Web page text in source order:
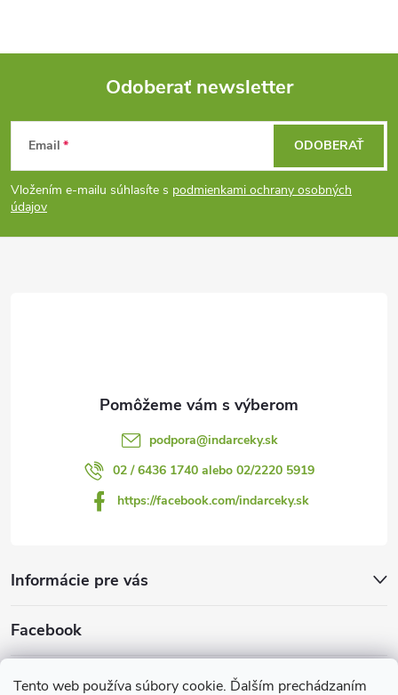
Tento web používa súbory cookie. Ďalším prechádzaním
Z
á
p
Odoberať newsletter
Email
Vložením e-mailu súhlasíte s podmienkami ochrany osobných
údajov
ODOBERAŤ
podpora@indarceky.sk
02 / 6436 1740 alebo 02/2220 5919
https://facebook.com/indarceky.sk
Informácie pre vás
Facebook
Prijímame online platby